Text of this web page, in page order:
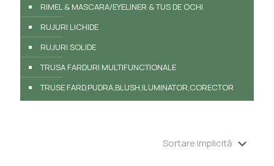
RIMEL & MASCARA/EYELINER & TUS DE OCHI
RUJURI LICHIDE
RUJURI SOLIDE
TRUSA FARDURI MULTIFUNCTIONALE
TRUSE FARD,PUDRA,BLUSH,ILUMINATOR,CORECTOR